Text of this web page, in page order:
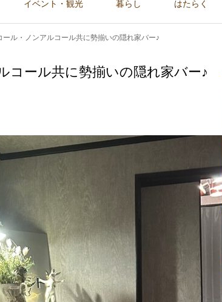
イベント・観光 暮らし はたらく
ール・ノンアルコール共に勢揃いの隠れ家バー♪
コール共に勢揃いの隠れ家バー♪